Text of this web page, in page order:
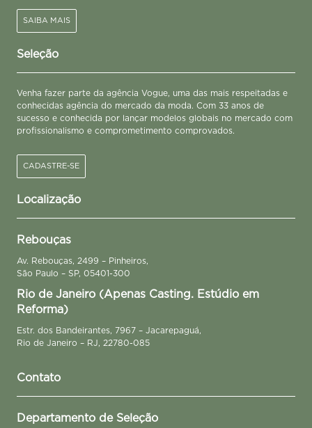
SAIBA MAIS
Seleção
Venha fazer parte da agência Vogue, uma das mais respeitadas e
conhecidas agência do mercado da moda. Com 33 anos de
sucesso e conhecida por lançar modelos globais no mercado com
profissionalismo e comprometimento comprovados.
CADASTRE-SE
Localização
Rebouças
Av. Rebouças, 2499 – Pinheiros,
São Paulo – SP, 05401-300
Rio de Janeiro (Apenas Casting. Estúdio em
Reforma)
Estr. dos Bandeirantes, 7967 – Jacarepaguá,
Rio de Janeiro – RJ, 22780-085
Contato
Departamento de Seleção